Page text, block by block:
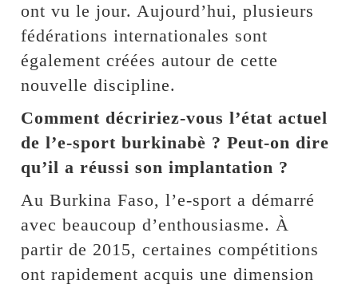
ont vu le jour. Aujourd’hui, plusieurs
fédérations internationales sont
également créées autour de cette
nouvelle discipline.
Comment décririez-vous l’état actuel
de l’e-sport burkinabè ? Peut-on dire
qu’il a réussi son implantation ?
Au Burkina Faso, l’e-sport a démarré
avec beaucoup d’enthousiasme. À
partir de 2015, certaines compétitions
ont rapidement acquis une dimension